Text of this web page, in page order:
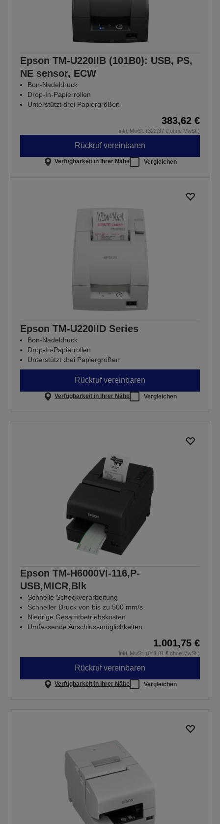
Epson TM-U220IIB (101B0): USB, PS,
NE sensor, ECW
Bon-Nadeldruck
Drop-In-Papierrollen
Unterstützt drei Papiergrößen
383,62 €
inkl. MwSt. (322,37 € ohne MwSt.)
Rückruf vereinbaren
Verfügbarkeit in Ihrer Nähe Vergleichen
Epson TM-U220IID Series
Bon-Nadeldruck
Drop-In-Papierrollen
Unterstützt drei Papiergrößen
Rückruf vereinbaren
Verfügbarkeit in Ihrer Nähe Vergleichen
Epson TM-H6000VI-116,P-
USB,MICR,Blk
Schnelle Scheckverarbeitung
Schneller Druck von bis zu 500 mm/s
Niedrige Gesamtbetriebskosten
Umfassende Anschlussmöglichkeiten
1.001,75 €
inkl. MwSt. (841,81 € ohne MwSt.)
Rückruf vereinbaren
Verfügbarkeit in Ihrer Nähe Vergleichen